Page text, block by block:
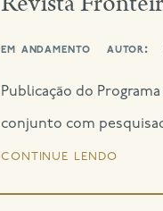
em andamento autor:
Publicação do
conjunto com
continue lendo